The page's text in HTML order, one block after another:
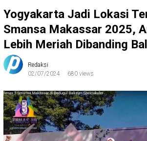
Yogyakarta Jadi Lokasi
Smansa Makassar 2025,
Lebih Meriah Dibanding
Redaksi
02/07/2024
680 views